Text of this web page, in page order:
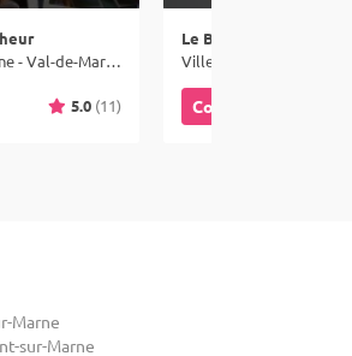
Champigny-sur-Marne - Val-de-Marne (94)
5.0 (11)
Le Barbaresco
Villejuif - Val-de-Marne
Contacter
Marne
sur-Marne